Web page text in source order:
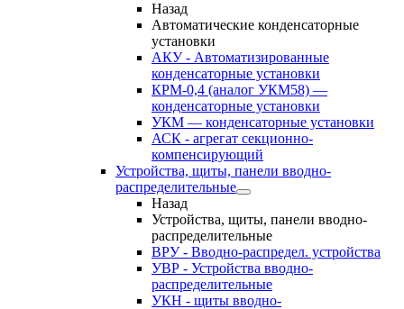
Назад
Автоматические конденсаторные
установки
АКУ - Автоматизированные
конденсаторные установки
КРМ-0,4 (аналог УКМ58) —
конденсаторные установки
УКМ — конденсаторные установки
АСК - агрегат секционно-
компенсирующий
Устройства, щиты, панели вводно-
распределительные
Назад
Устройства, щиты, панели вводно-
распределительные
ВРУ - Вводно-распредел. устройства
УВР - Устройства вводно-
распределительные
УКН - щиты вводно-